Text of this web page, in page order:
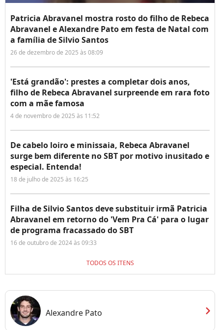
Patricia Abravanel mostra rosto do filho de Rebeca
Abravanel e Alexandre Pato em festa de Natal com
a família de Silvio Santos
26 de dezembro de 2025 às 08:09
'Está grandão': prestes a completar dois anos,
filho de Rebeca Abravanel surpreende em rara foto
com a mãe famosa
4 de novembro de 2025 às 11:52
De cabelo loiro e minissaia, Rebeca Abravanel
surge bem diferente no SBT por motivo inusitado e
especial. Entenda!
18 de julho de 2025 às 16:25
Filha de Silvio Santos deve substituir irmã Patricia
Abravanel em retorno do 'Vem Pra Cá' para o lugar
de programa fracassado do SBT
16 de outubro de 2024 às 09:33
TODOS OS ITENS
Alexandre Pato chevron_right